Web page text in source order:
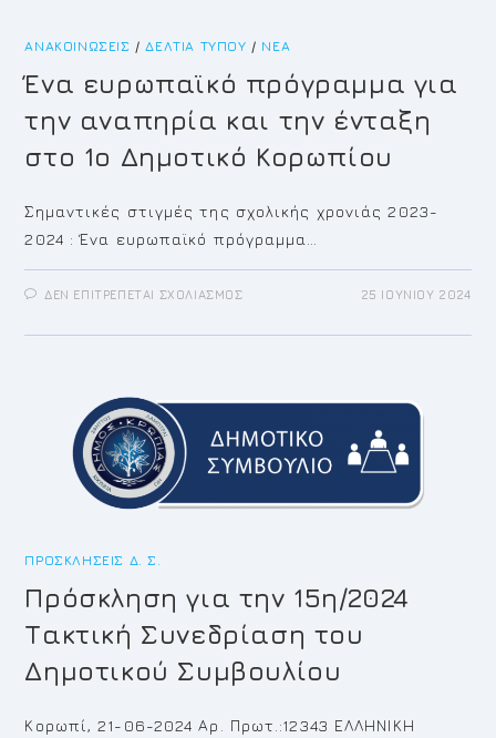
ΚΡΩΠΊΑΣMETA
ΑΝΑΚΟΙΝΏΣΕΙΣ /ΔΕΛΤΊΑ ΤΎΠΟΥ / ΝΈΑ
Ένα ευρωπαϊκό πρόγραμμα για
την αναπηρία και την ένταξη
στο 1ο Δημοτικό Κορωπίου
Σημαντικές στιγμές της σχολικής χρονιάς 2023-
2024 : Ένα ευρωπαϊκό πρόγραμμα…
ΔΕΝ ΕΠΙΤΡΈΠΕΤΑΙ ΣΧΟΛΙΑΣΜΌΣΣΤΟ
ΠΡΌΓΡΑΜΜΑ
ΤΗΝ
ΣΤΟ
1Ο
ΔΗΜΟΤΙΚΌ
ΚΟΡΩΠΊΟΥ
25 ΙΟΥΝΊΟΥ 2024
ΠΡΟΣΚΛΉΣΕΙΣ Δ. Σ.
Πρόσκληση για την 15η/2024
Τακτική Συνεδρίαση του
Δημοτικού Συμβουλίου
Κορωπί, 21-06-2024 Αρ. Πρωτ.:12343 ΕΛΛΗΝΙΚΗ